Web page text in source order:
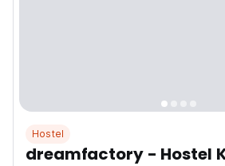
Hostel
dreamfactory - Hostel